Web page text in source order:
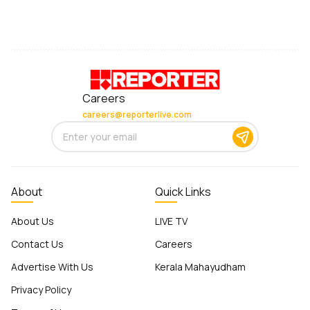
Careers
careers@reporterlive.com
About
About Us
Contact Us
Advertise With Us
Privacy Policy
Quick Links
LIVE TV
Careers
Kerala Mahayudham